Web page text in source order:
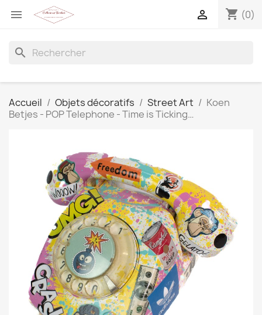
 shopping_cart (0)

search
Accueil Objets décoratifs Street Art
Koen
Betjes - POP Telephone - Time is Ticking…